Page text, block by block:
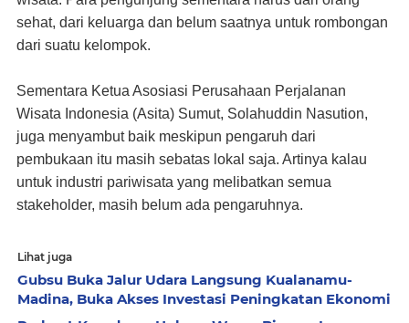
sehat, dari keluarga dan belum saatnya untuk rombongan
dari suatu kelompok.
Sementara Ketua Asosiasi Perusahaan Perjalanan
Wisata Indonesia (Asita) Sumut, Solahuddin Nasution,
juga menyambut baik meskipun pengaruh dari
pembukaan itu masih sebatas lokal saja. Artinya kalau
untuk industri pariwisata yang melibatkan semua
stakeholder, masih belum ada pengaruhnya.
Lihat juga
Gubsu Buka Jalur Udara Langsung Kualanamu-
Madina, Buka Akses Investasi Peningkatan Ekonomi